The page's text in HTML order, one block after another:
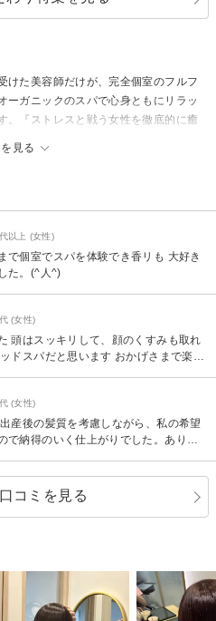
見る
けた美容師だけが、完全個室のフルフ
ーガニックのスパで心身ともにリラッ
。『ストレスと戦う女性を徹底的に癒
上がるとすぐにデイリーヤマザキが入
り
以上 (女性)
で個室でスパを体験でき香リも 大好き
た。(^人^)
(女性)
頭はスッキリして、顔のくすみも取れ
ドスパだと思います おかげさまで楽し
(女性)
産後の髪質を考慮しながら、私の希望
で納得のいく仕上がりでした。ありが
コミを見る